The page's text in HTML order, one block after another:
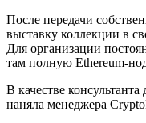
После передачи
выставку коллекции в
Для организации
там полную Ethereum-
В качестве
наняла менеджера